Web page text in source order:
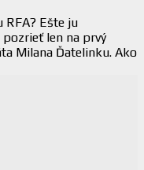
RFA? Ešte ju
len na prvý
Milana Ďatelinku. Ako